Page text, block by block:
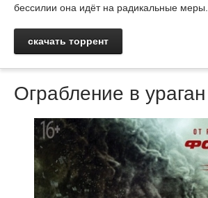
бессилии она идёт на радикальные меры.
скачать торрент
Ограбление в